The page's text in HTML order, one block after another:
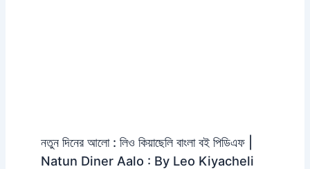
নতুন দিনের আলো : লিও কিয়াছেলি বাংলা বই পিডিএফ |
Natun Diner Aalo : By Leo Kiyacheli